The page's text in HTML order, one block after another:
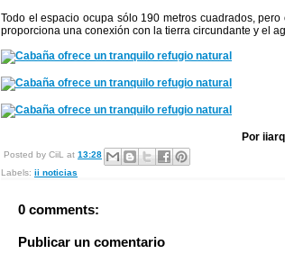
Todo el espacio ocupa sólo 190 metros cuadrados,
proporciona una conexión con la tierra circundante y el
Por
Posted by CiiL at 13:28
Labels: ii noticias
0 comments:
Publicar un comentario